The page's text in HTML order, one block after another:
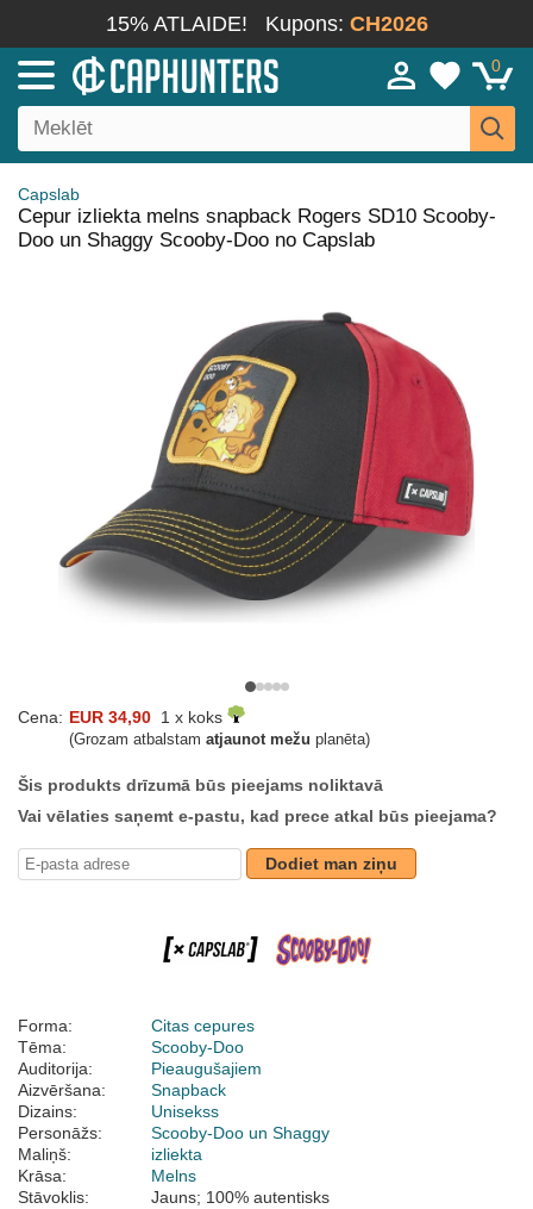
15% ATLAIDE! Kupons: CH2026
0
Capslab
Cepur izliekta melns snapback Rogers SD10 Scooby-
Doo un Shaggy Scooby-Doo no Capslab
Cena: EUR 34,90 1 x koks
(Grozam atbalstam atjaunot mežu planēta)
Šis produkts drīzumā būs pieejams noliktavā
Vai vēlaties saņemt e-pastu, kad prece atkal būs pieejama?
Dodiet man ziņu
Forma:
Citas cepures
Tēma:
Scooby-Doo
Auditorija:
Pieaugušajiem
Aizvēršana:
Snapback
Dizains:
Unisekss
Personāžs:
Scooby-Doo un Shaggy
Maliņš:
izliekta
Krāsa:
Melns
Stāvoklis:
Jauns; 100% autentisks